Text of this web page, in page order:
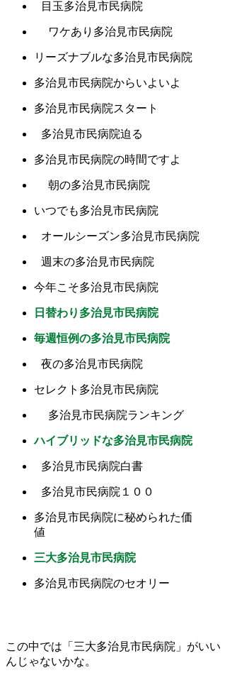
目玉多治見市民病院
ワケあり多治見市民病院
リーズナブルな多治見市民病院
多治見市民病院からいよいよ
多治見市民病院スタート
多治見市民病院迫る
多治見市民病院の時間ですよ
朝の多治見市民病院
いつでも多治見市民病院
オールシーズン多治見市民病院
週末の多治見市民病院
今年こそ多治見市民病院
日替わり多治見市民病院
毎週恒例の多治見市民病院
夜の多治見市民病院
セレクト多治見市民病院
多治見市民病院ランキング
ハイブリッドな多治見市民病院
多治見市民病院白書
多治見市民病院１００
多治見市民病院に秘められた価
値
三大多治見市民病院
多治見市民病院のセオリー
この中では「三大多治見市民病院」がいい
んじゃないかな。